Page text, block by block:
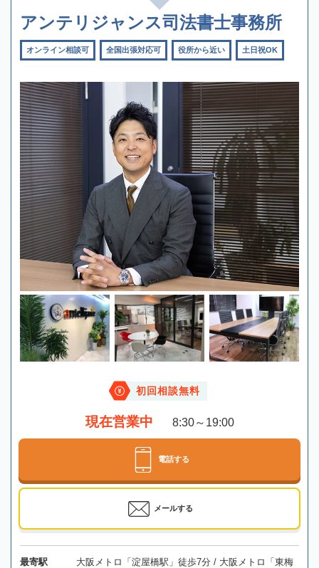
アンテリジャンス司法書士事務所
オンライン相談可 全国出張対応可 役所から近い 土日祝OK
初回相談無料
現在営業中 8:30～19:00
電話する
メールする
最寄駅
大阪メトロ「淀屋橋駅」徒歩7分 / 大阪メトロ「東梅